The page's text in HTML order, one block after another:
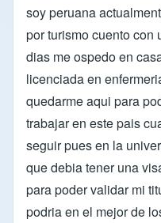
soy peruana
por turismo cuento con
dias me ospedo en
licenciada en
quedarme aqui para
trabajar en este pais
seguir pues en la
que debia tener una
para poder validar mi
podria en el mejor de